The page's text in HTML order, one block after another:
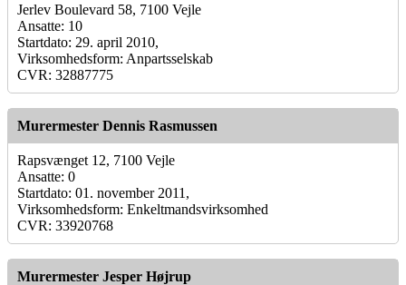
Jerlev Boulevard 58, 7100 Vejle
Ansatte: 10
Startdato: 29. april 2010,
Virksomhedsform: Anpartsselskab
CVR: 32887775
Murermester Dennis Rasmussen
Rapsvænget 12, 7100 Vejle
Ansatte: 0
Startdato: 01. november 2011,
Virksomhedsform: Enkeltmandsvirksomhed
CVR: 33920768
Murermester Jesper Højrup